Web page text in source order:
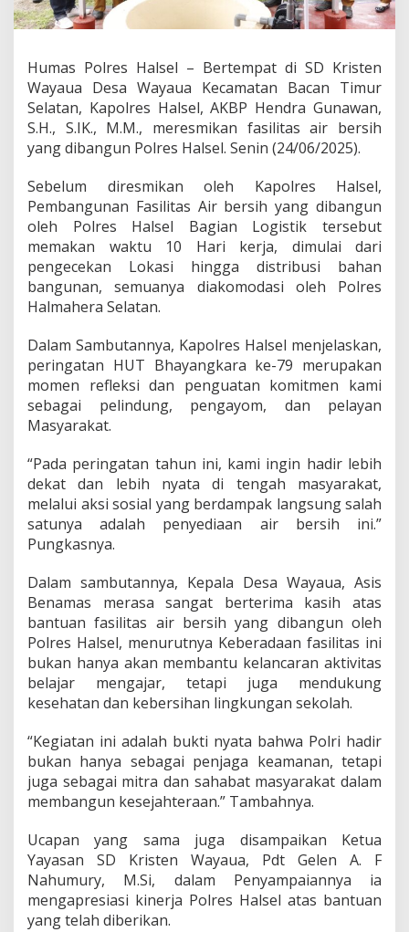
o
l
r
e
s
H
l
s
e
l
R
e
s
a
n
F
s
i
t
a
A
B
e
s
i
h
i
D
s
a
W
a
y
u
a
Humas Polres Halsel – Bertempat di SD Kristen
Wayaua Desa Wayaua Kecamatan Bacan Timur
Selatan, Kapolres Halsel, AKBP Hendra Gunawan,
S.H., S.IK., M.M., meresmikan fasilitas air bersih
yang dibangun Polres Halsel. Senin (24/06/2025).
Sebelum diresmikan oleh Kapolres Halsel,
Pembangunan Fasilitas Air bersih yang dibangun
oleh Polres Halsel Bagian Logistik tersebut
memakan waktu 10 Hari kerja, dimulai dari
pengecekan Lokasi hingga distribusi bahan
bangunan, semuanya diakomodasi oleh Polres
Halmahera Selatan.
Dalam Sambutannya, Kapolres Halsel menjelaskan,
peringatan HUT Bhayangkara ke-79 merupakan
momen refleksi dan penguatan komitmen kami
sebagai pelindung, pengayom, dan pelayan
Masyarakat.
“Pada peringatan tahun ini, kami ingin hadir lebih
dekat dan lebih nyata di tengah masyarakat,
melalui aksi sosial yang berdampak langsung salah
satunya adalah penyediaan air bersih ini.”
Pungkasnya.
Dalam sambutannya, Kepala Desa Wayaua, Asis
Benamas merasa sangat berterima kasih atas
bantuan fasilitas air bersih yang dibangun oleh
Polres Halsel, menurutnya Keberadaan fasilitas ini
bukan hanya akan membantu kelancaran aktivitas
belajar mengajar, tetapi juga mendukung
kesehatan dan kebersihan lingkungan sekolah.
“Kegiatan ini adalah bukti nyata bahwa Polri hadir
bukan hanya sebagai penjaga keamanan, tetapi
juga sebagai mitra dan sahabat masyarakat dalam
membangun kesejahteraan.” Tambahnya.
Ucapan yang sama juga disampaikan Ketua
Yayasan SD Kristen Wayaua, Pdt Gelen A. F
Nahumury, M.Si, dalam Penyampaiannya ia
mengapresiasi kinerja Polres Halsel atas bantuan
yang telah diberikan.